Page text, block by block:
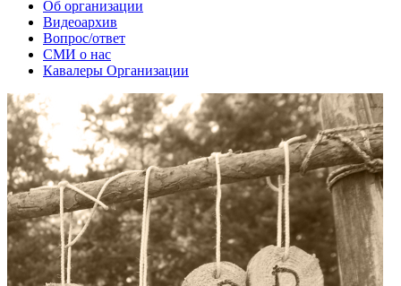
Об организации
Видеоархив
Вопрос/ответ
СМИ о нас
Кавалеры Организации